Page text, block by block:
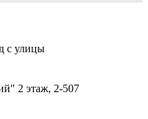
с улицы
2 этаж, 2-507